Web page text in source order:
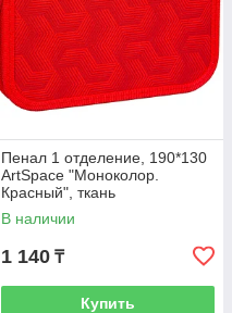
Пенал 1 отделение, 190*130
ArtSpace "Моноколор.
Красный", ткань
В наличии
1 140 ₸
Купить